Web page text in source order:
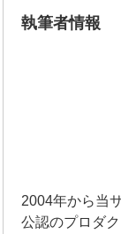
執筆者情報
2004年から当
公認のプロダ